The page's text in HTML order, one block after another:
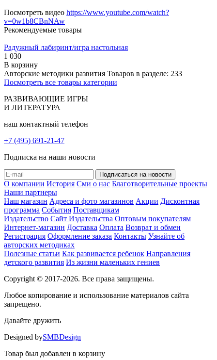
Посмотреть видео https://www.youtube.com/watch?
v=0w1b8CBnNAw
Рекомендуемые товары
Радужный лабиринт/игра настольная
1 030
В корзину
Авторские методики развития Товаров в разделе: 233
Посмотреть все товары категории
РАЗВИВАЮЩИЕ ИГРЫ
И ЛИТЕРАТУРА
наш контактный телефон
+7 (495) 691-21-47
Подписка на наши новости
О компании История Сми о нас Благотворительные проекты
Наши партнеры
Наш магазин Адреса и фото магазинов Акции Дисконтная
программа События Поставщикам
Издательство Сайт Издательства Оптовым покупателям
Интернет-магазин Доставка Оплата Возврат и обмен
Регистрация Оформление заказа Контакты Узнайте об
авторских методиках
Полезные статьи Как развивается ребенок Направления
детского развития Из жизни маленьких гениев
Copyright © 2017-2026. Все права защищены.
Любое копирование и использование материалов сайта
запрещено.
Давайте дружить
Designed bySMBDesign
Товар был добавлен в корзину